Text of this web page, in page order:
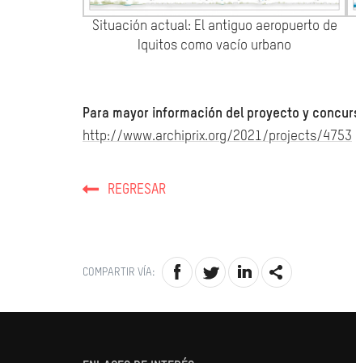
Situación actual: El antiguo aeropuerto de
Iquitos como vacío urbano
Para mayor información del proyecto y
http://www.archiprix.org/2021/projects/4753
REGRESAR
COMPARTIR VÍA: